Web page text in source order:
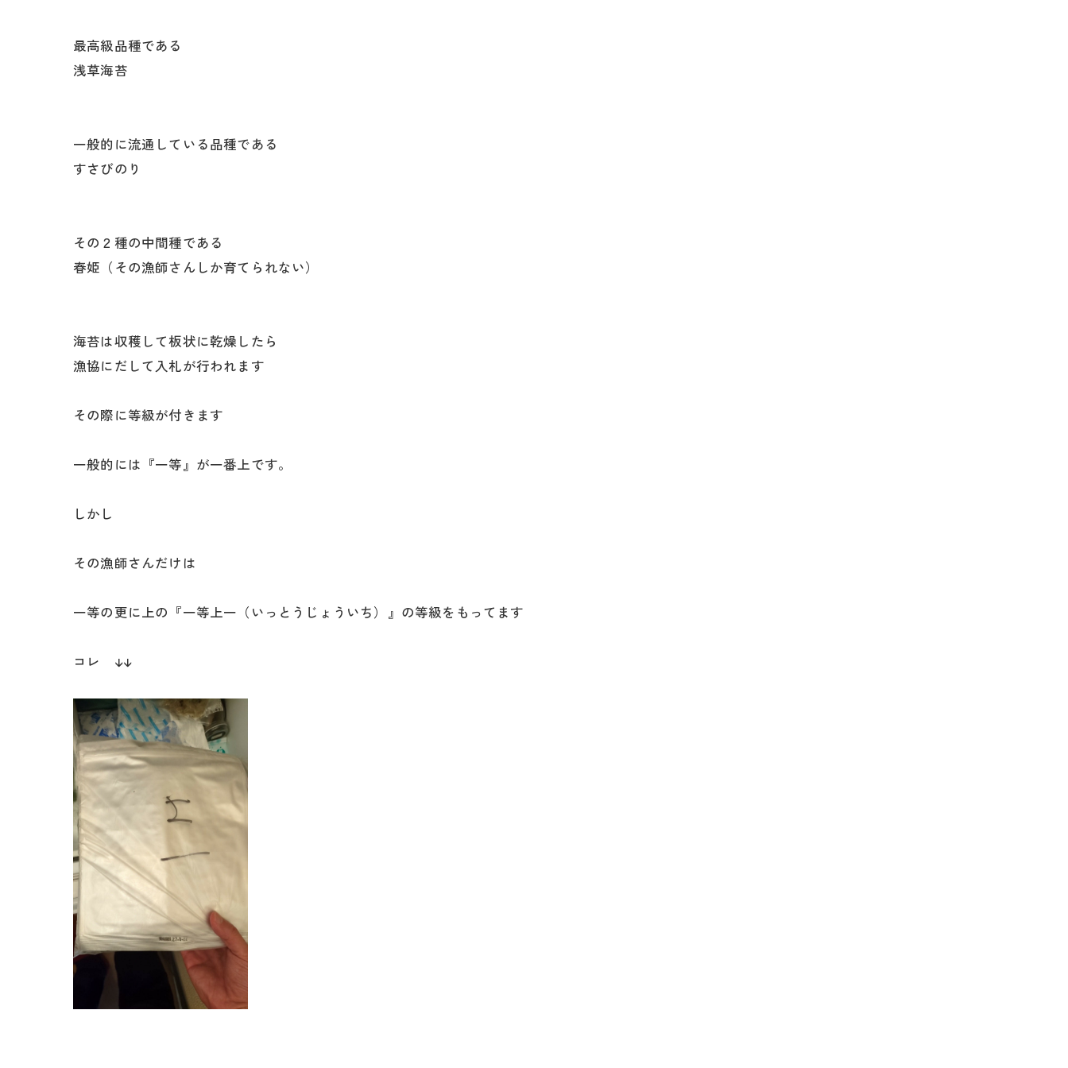
最高級品種である
浅草海苔
一般的に流通している品種である
すさびのり
その２種の中間種である
春姫（その漁師さんしか育てられない）
海苔は収穫して板状に乾燥したら
漁協にだして入札が行われます
その際に等級が付きます
一般的には『一等』が一番上です。
しかし
その漁師さんだけは
一等の更に上の『一等上一（いっとうじょういち）』の等級をもってます
コレ ↓↓